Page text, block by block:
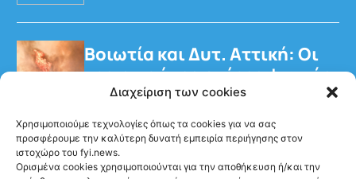
Διαχείριση των cookies
Χρησιμοποιούμε τεχνολογίες όπως τα cookies για να σας
προσφέρουμε την καλύτερη δυνατή εμπειρία περιήγησης στον
ιστοχώρο του fyi.news.
Ορισμένα cookies χρησιμοποιούνται για την αποθήκευση ή/και την
Βοιωτία και Δυτ. Αττική: Οι
τρεις πρώτες ημέρες φωτιάς
σε αριθμούς